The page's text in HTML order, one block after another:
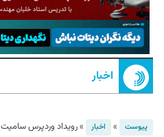
اخبار
پیوست » اخبار »رویداد وردپرس سامیت ۲۰۲۴ برگزار شد